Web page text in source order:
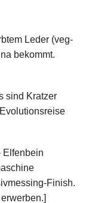
Leder (veg-
bekommt.
sind Kratzer
Elfenbein
Finish.